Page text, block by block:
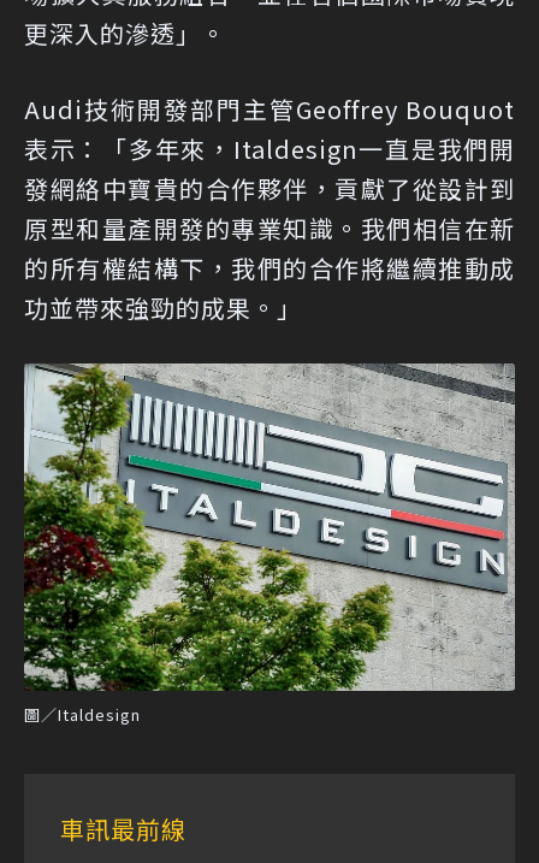
更深入的滲透」。
Audi技術開發部門主管Geoffrey Bouquot
表示：「多年來，Italdesign一直是我們開
發網絡中寶貴的合作夥伴，貢獻了從設計到
原型和量產開發的專業知識。我們相信在新
的所有權結構下，我們的合作將繼續推動成
功並帶來強勁的成果。」
圖／Italdesign
車訊最前線